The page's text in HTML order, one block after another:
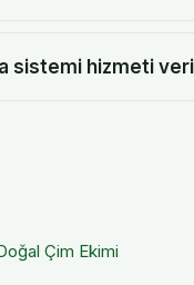
sistemi hizmeti
Çim Ekimi